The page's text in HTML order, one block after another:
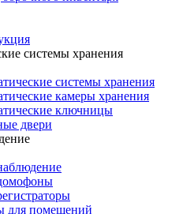
системы хранения
системы хранения
камеры хранения
ключницы
двери
для помещений